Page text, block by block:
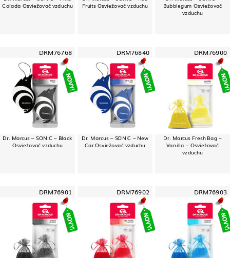
Colada Osviežovač vzduchu
Fruits Osviežovač vzduchu
Bubblegum Osviežovač
vzduchu
DRM76768
Dr. Marcus – SONIC – Black
Osviežovač vzduchu
DRM76840
Dr. Marcus – SONIC – New
Car Osviežovač vzduchu
DRM76900
Dr. Marcus Fresh Bag –
Vanilla – Osviežovač
vzduchu
DRM76901 DRM76902 DRM76903